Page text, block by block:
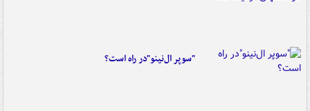
"سوپر ال‌نینو"در راه است؟